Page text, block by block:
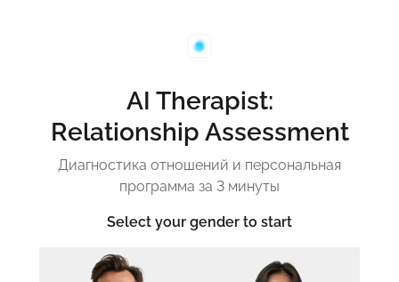
AI Therapist:
Relationship Assessment
Диагностика отношений и персональная
программа за 3 минуты
Select your gender to start